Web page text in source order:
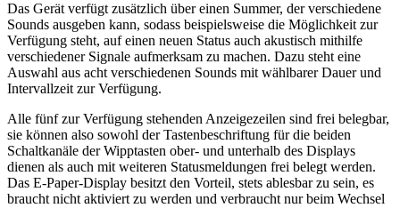
Das Gerät verfügt zusätzlich über einen Summer, der verschiedene
Sounds ausgeben kann, sodass beispielsweise die Möglichkeit zur
Verfügung steht, auf einen neuen Status auch akustisch mithilfe
verschiedener Signale aufmerksam zu machen. Dazu steht eine
Auswahl aus acht verschiedenen Sounds mit wählbarer Dauer und
Intervallzeit zur Verfügung.
Alle fünf zur Verfügung stehenden Anzeigezeilen sind frei belegbar,
sie können also sowohl der Tastenbeschriftung für die beiden
Schaltkanäle der Wipptasten ober- und unterhalb des Displays
dienen als auch mit weiteren Statusmeldungen frei belegt werden.
Das E-Paper-Display besitzt den Vorteil, stets ablesbar zu sein, es
braucht nicht aktiviert zu werden und verbraucht nur beim Wechsel